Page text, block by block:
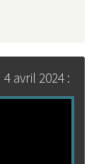
avril 2024 :